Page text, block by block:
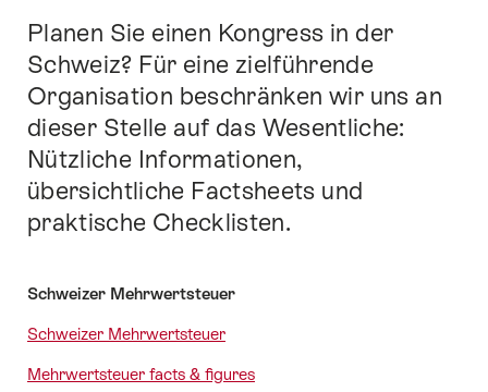
Einleitung
Planen Sie einen Kongress in der
Schweiz? Für eine zielführende
Organisation beschränken wir uns an
dieser Stelle auf das Wesentliche:
Nützliche Informationen,
übersichtliche Factsheets und
praktische Checklisten.
Schweizer Mehrwertsteuer
Schweizer Mehrwertsteuer
Mehrwertsteuer facts & figures